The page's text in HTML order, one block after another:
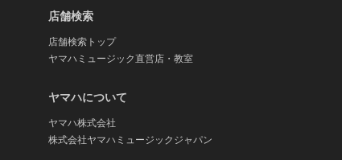
店舗検索
店舗検索トップ
ヤマハミュージック直営店・教室
ヤマハについて
ヤマハ株式会社
株式会社ヤマハミュージックジャパン